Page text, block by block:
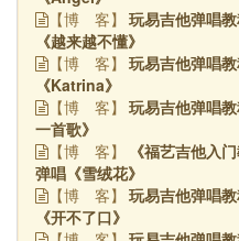
【博 客】
玩易吉他弹唱
《越来越不懂》
【博 客】
玩易吉他弹唱
《Katrina》
【博 客】
玩易吉他弹唱
一首歌》
【博 客】
《福艺吉他入
弹唱《雪绒花》
【博 客】
玩易吉他弹唱
《开不了口》